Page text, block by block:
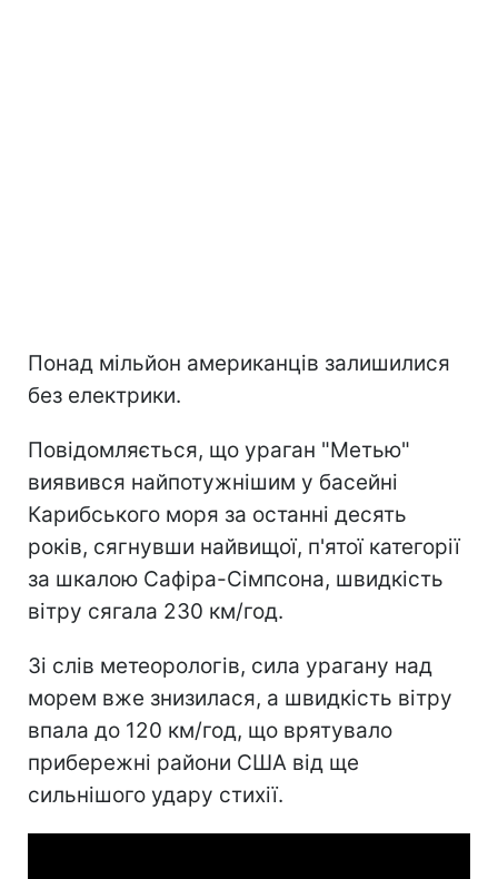
Понад мільйон американців залишилися
без електрики.
Повідомляється, що ураган "Метью"
виявився найпотужнішим у басейні
Карибського моря за останні десять
років, сягнувши найвищої, п'ятої категорії
за шкалою Сафіра-Сімпсона, швидкість
вітру сягала 230 км/год.
Зі слів метеорологів, сила урагану над
морем вже знизилася, а швидкість вітру
впала до 120 км/год, що врятувало
прибережні райони США від ще
сильнішого удару стихії.